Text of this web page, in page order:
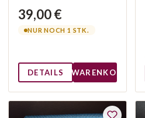
39,00 €
NUR NOCH 1 STK.
DETAILS WARENKORB